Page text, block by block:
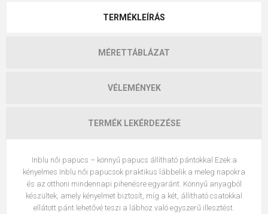
TERMÉKLEÍRÁS
MÉRETTÁBLÁZAT
VÉLEMÉNYEK
TERMÉK LEKÉRDEZÉSE
Inblu női papucs – könnyű papucs állítható pántokkal Ezek a
kényelmes Inblu női papucsok praktikus lábbelik a meleg napokra
és az otthoni mindennapi pihenésre egyaránt. Könnyű anyagból
készültek, amely kényelmet biztosít, míg a két, állítható csatokkal
ellátott pánt lehetővé teszi a lábhoz való egyszerű illesztést.